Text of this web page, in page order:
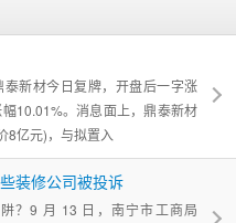
新材今日复牌，开盘后一字涨
10.01%。消息面上，鼎泰新材
8亿元)，与拟置入
装修公司被投诉
？9 月 13 日，南宁市工商局